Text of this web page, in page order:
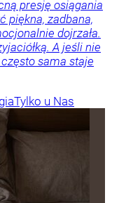
presję osiągania
piękna, zadbana,
dojrzała.
A jeśli nie
sama staje
Tylko u Nas